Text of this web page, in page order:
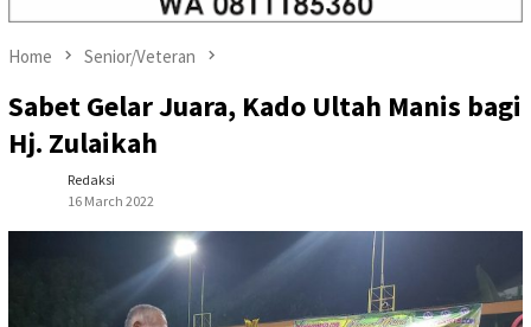
Home Senior/Veteran
Sabet Gelar Juara, Kado Ultah Manis bagi
Hj. Zulaikah
Redaksi
16 March 2022